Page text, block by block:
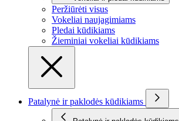
Peržiūrėti visus
Vokeliai naujagimiams
Pledai kūdikiams
Žieminiai vokeliai kūdikiams
Patalynė ir paklodės kūdikiams